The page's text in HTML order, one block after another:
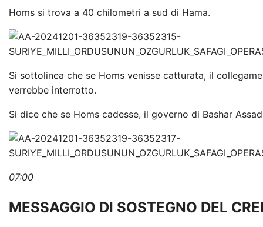
Homs si trova a 40 chilometri a sud di Hama.
Si sottolinea che se Homs venisse catturata, il
verrebbe interrotto.
Si dice che se Homs cadesse, il governo di Bashar
07:00
MESSAGGIO DI SOSTEGNO DEL